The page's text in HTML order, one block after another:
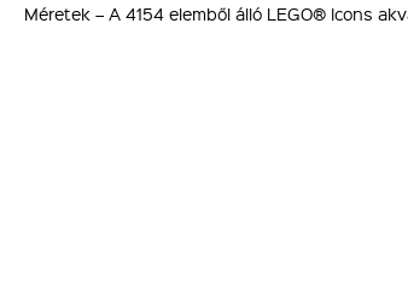
Méretek – A 4154 elemből álló LEGO® Icons